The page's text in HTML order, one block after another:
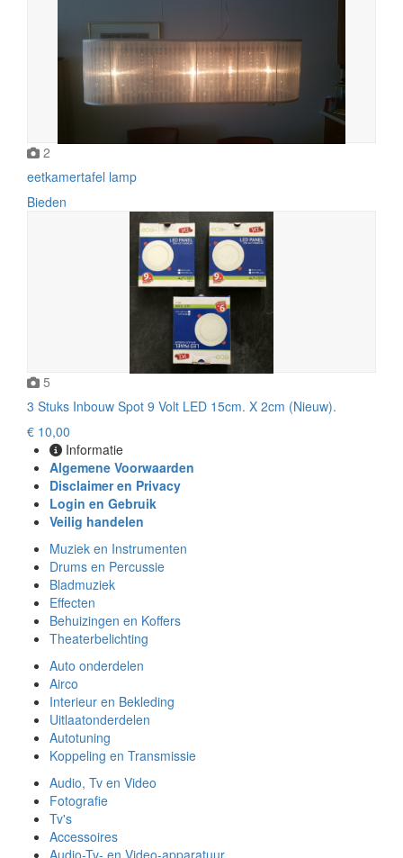
2
eetkamertafel lamp
Bieden
5
3 Stuks Inbouw Spot 9 Volt LED 15cm. X 2cm (Nieuw).
€ 10,00
Informatie
Algemene Voorwaarden
Disclaimer en Privacy
Login en Gebruik
Veilig handelen
Muziek en Instrumenten
Drums en Percussie
Bladmuziek
Effecten
Behuizingen en Koffers
Theaterbelichting
Auto onderdelen
Airco
Interieur en Bekleding
Uitlaatonderdelen
Autotuning
Koppeling en Transmissie
Audio, Tv en Video
Fotografie
Tv's
Accessoires
Audio-Tv- en Video-apparatuur